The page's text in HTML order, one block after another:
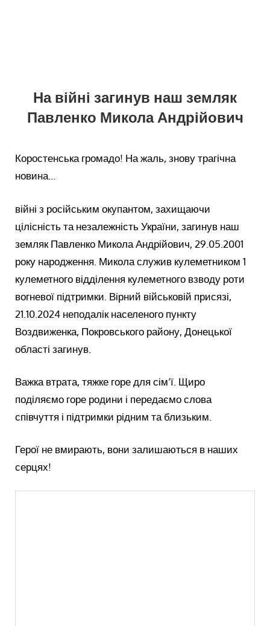
На війні загинув наш земляк
Павленко Микола Андрійович
Коростенська громадо! На жаль, знову трагічна
новина…
війні з російським окупантом, захищаючи
цілісність та незалежність України, загинув наш
земляк Павленко Микола Андрійович, 29.05.2001
року народження. Микола служив кулеметником 1
кулеметного відділення кулеметного взводу роти
вогневої підтримки. Вірний військовій присязі,
21.10.2024 неподалік населеного пункту
Воздвиженка, Покровського району, Донецької
області загинув.
Важка втрата, тяжке горе для сім’ї. Щиро
поділяємо горе родини і передаємо слова
співчуття і підтримки рідним та близьким.
Герої не вмирають, вони залишаються в наших
серцях!